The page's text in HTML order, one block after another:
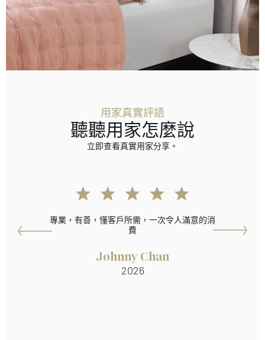
用家真實評語
聽聽用家怎麼說
立即查看真實用家分享。
專業，有善，懂客戶所需，一次令人滿意的消
費
Johnny Chan
2026